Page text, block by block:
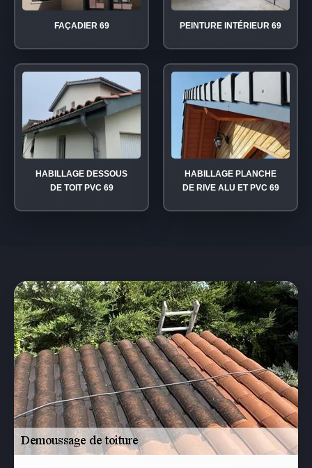
FAÇADIER 69 PEINTURE INTÉRIEUR 69
HABILLAGE DESSOUS
DE TOIT PVC 69
HABILLAGE PLANCHE
DE RIVE ALU ET PVC 69